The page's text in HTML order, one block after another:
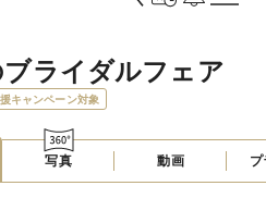
ライダルフェア
キャンペーン対象
写真 動画